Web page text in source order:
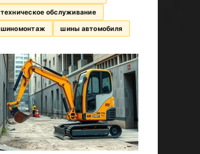
техническое обслуживание
шиномонтаж шины автомобиля